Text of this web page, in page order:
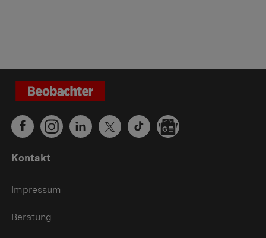
Kontakt
Impressum
Beratung